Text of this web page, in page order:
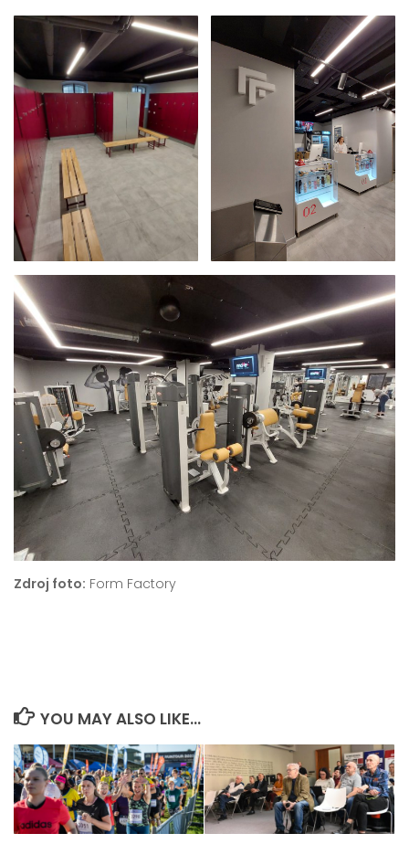
Zdroj foto: Form Factory
YOU MAY ALSO LIKE...